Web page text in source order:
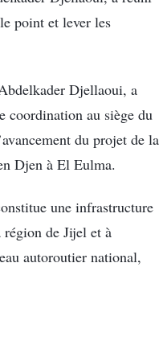
point et lever les
Djellaoui, a
coordination au siège du
du projet de la
Djen à El Eulma.
une infrastructure
région de Jijel et à
autoroutier national,